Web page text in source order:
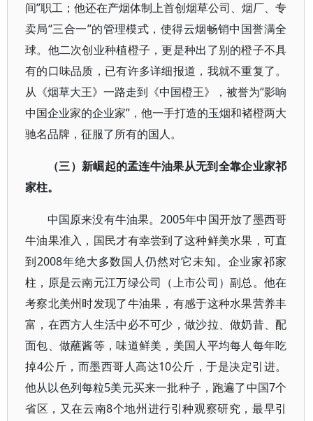
间”职工；他还在产烟体制上首创烟草公司、烟厂、专
卖局“三合一”的管理模式，使得云烟畅销中国誉满全
球。他二次创业种植橙子，更是种出了别的橙子不具
有的口味品质，已有许多详细报道，我就不重复了。
从《烟草大王》一路走到《中国橙王》，被誉为“影响
中国企业家的企业家”，他一手打造的玉烟和褚橙两大
驰名品牌，征服了所有的国人。
（三）新崛起的孟连牛油果从无到全靠企业家祁
家柱。
中国原来没有牛油果。2005年中国开放了墨西哥
牛油果准入，国民才有幸尝到了这种鲜美水果，可直
到2008年绝大多数国人仍然对它未知。企业家祁家
柱，原是云南元江万绿公司（上市公司）副总。他在
考察北美州时发现了牛油果，有感于这种水果营养丰
富，在西方人生活中必不可少，做沙拉、做奶昔、配
面包、做蘸酱等，味道鲜美，美国人平均每人每年吃
掉4公斤，而墨西哥人高达10公斤，于是决定引进。
他从以色列每粒5美元买来一批种子，跑遍了中国7个
省区，又在云南8个地州进行引种观察研究，最早引